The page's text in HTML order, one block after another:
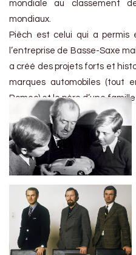
mondiale au classement
mondiaux.
Piëch est celui qui a permis
l’entreprise de Basse-Saxe
a créé des projets forts et
marques automobiles (tout
Romeo) et le père d’une